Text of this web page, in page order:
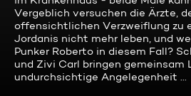
Vergeblich versuchen die Ärzte,
offensichtlichen Verzweiflung zu
Jordanis nicht mehr leben, und
Punker Roberto in diesem Fall?
und Zivi Carl bringen gemeinsam
undurchsichtige Angelegenheit ...